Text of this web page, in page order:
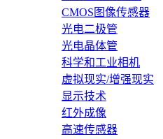
CMOS图像传感器
光电二极管
光电晶体管
科学和工业相机
虚拟现实/增强现实
显示技术
红外成像
高速传感器